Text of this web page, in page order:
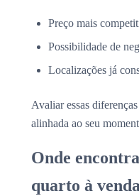
Preço mais
Possibilidade de
Localizações já
Avaliar essas
alinhada ao seu
Onde
quarto à